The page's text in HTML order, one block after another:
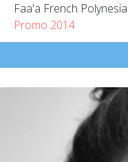
Faa'a French Polynesia
Promo 2014